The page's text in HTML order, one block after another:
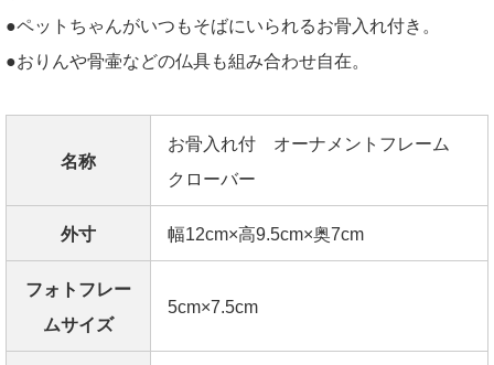
●ペットちゃんがいつもそばにいられるお骨入れ付き。
●おりんや骨壷などの仏具も組み合わせ自在。
名称
お骨入れ付 オーナメントフレーム
クローバー
外寸 幅12cm×高9.5cm×奥7cm
フォトフレー
ムサイズ
5cm×7.5cm